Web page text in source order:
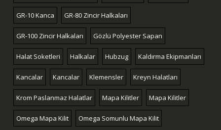
GR-10 Kanca GR-80 Zincir Halkaları
GR-100 Zincir Halkaları Gözlü Polyester Sapan
Halat Soketleri Halkalar Hubzug Kaldırma Ekipmanları
Kancalar Kancalar Klemensler Kreyn Halatları
Krom Paslanmaz Halatlar Mapa Kilitler Mapa Kilitler
Omega Mapa Kilit Omega Somunlu Mapa Kilit